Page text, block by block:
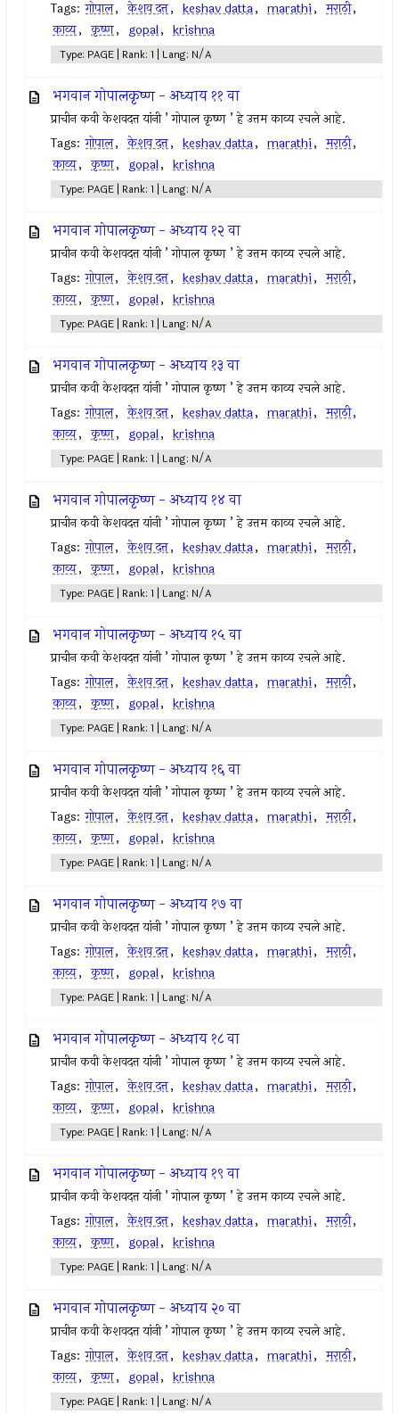
Tags: गोपाल, केशव दत्त, keshav datta, marathi, मराठी,
काव्य, कृष्ण, gopal, krishna
Type: PAGE | Rank: 1 | Lang: N/A
भगवान गोपालकृष्ण - अध्याय ११ वा
प्राचीन कवी केशवदत्त यांनी ’ गोपाल कृष्ण ’ हे उत्तम काव्य रचले आहे.
Tags: गोपाल, केशव दत्त, keshav datta, marathi, मराठी,
काव्य, कृष्ण, gopal, krishna
Type: PAGE | Rank: 1 | Lang: N/A
भगवान गोपालकृष्ण - अध्याय १२ वा
प्राचीन कवी केशवदत्त यांनी ’ गोपाल कृष्ण ’ हे उत्तम काव्य रचले आहे.
Tags: गोपाल, केशव दत्त, keshav datta, marathi, मराठी,
काव्य, कृष्ण, gopal, krishna
Type: PAGE | Rank: 1 | Lang: N/A
भगवान गोपालकृष्ण - अध्याय १३ वा
प्राचीन कवी केशवदत्त यांनी ’ गोपाल कृष्ण ’ हे उत्तम काव्य रचले आहे.
Tags: गोपाल, केशव दत्त, keshav datta, marathi, मराठी,
काव्य, कृष्ण, gopal, krishna
Type: PAGE | Rank: 1 | Lang: N/A
भगवान गोपालकृष्ण - अध्याय १४ वा
प्राचीन कवी केशवदत्त यांनी ’ गोपाल कृष्ण ’ हे उत्तम काव्य रचले आहे.
Tags: गोपाल, केशव दत्त, keshav datta, marathi, मराठी,
काव्य, कृष्ण, gopal, krishna
Type: PAGE | Rank: 1 | Lang: N/A
भगवान गोपालकृष्ण - अध्याय १५ वा
प्राचीन कवी केशवदत्त यांनी ’ गोपाल कृष्ण ’ हे उत्तम काव्य रचले आहे.
Tags: गोपाल, केशव दत्त, keshav datta, marathi, मराठी,
काव्य, कृष्ण, gopal, krishna
Type: PAGE | Rank: 1 | Lang: N/A
भगवान गोपालकृष्ण - अध्याय १६ वा
प्राचीन कवी केशवदत्त यांनी ’ गोपाल कृष्ण ’ हे उत्तम काव्य रचले आहे.
Tags: गोपाल, केशव दत्त, keshav datta, marathi, मराठी,
काव्य, कृष्ण, gopal, krishna
Type: PAGE | Rank: 1 | Lang: N/A
भगवान गोपालकृष्ण - अध्याय १७ वा
प्राचीन कवी केशवदत्त यांनी ’ गोपाल कृष्ण ’ हे उत्तम काव्य रचले आहे.
Tags: गोपाल, केशव दत्त, keshav datta, marathi, मराठी,
काव्य, कृष्ण, gopal, krishna
Type: PAGE | Rank: 1 | Lang: N/A
भगवान गोपालकृष्ण - अध्याय १८ वा
प्राचीन कवी केशवदत्त यांनी ’ गोपाल कृष्ण ’ हे उत्तम काव्य रचले आहे.
Tags: गोपाल, केशव दत्त, keshav datta, marathi, मराठी,
काव्य, कृष्ण, gopal, krishna
Type: PAGE | Rank: 1 | Lang: N/A
भगवान गोपालकृष्ण - अध्याय १९ वा
प्राचीन कवी केशवदत्त यांनी ’ गोपाल कृष्ण ’ हे उत्तम काव्य रचले आहे.
Tags: गोपाल, केशव दत्त, keshav datta, marathi, मराठी,
काव्य, कृष्ण, gopal, krishna
Type: PAGE | Rank: 1 | Lang: N/A
भगवान गोपालकृष्ण - अध्याय २० वा
प्राचीन कवी केशवदत्त यांनी ’ गोपाल कृष्ण ’ हे उत्तम काव्य रचले आहे.
Tags: गोपाल, केशव दत्त, keshav datta, marathi, मराठी,
काव्य, कृष्ण, gopal, krishna
Type: PAGE | Rank: 1 | Lang: N/A